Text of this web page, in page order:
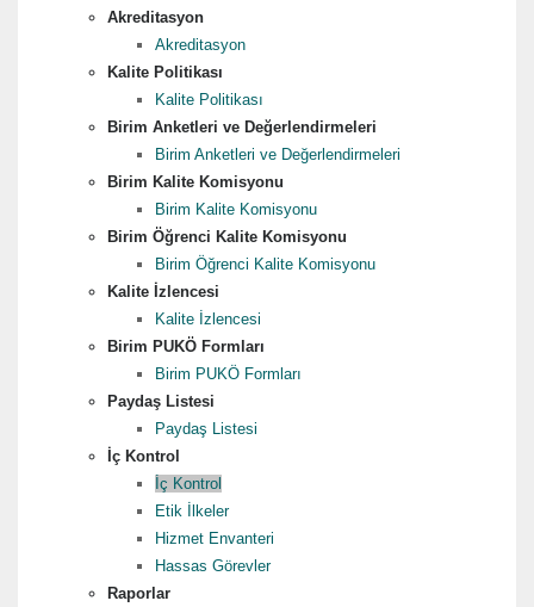
Akreditasyon
Akreditasyon
Kalite Politikası
Kalite Politikası
Birim Anketleri ve Değerlendirmeleri
Birim Anketleri ve Değerlendirmeleri
Birim Kalite Komisyonu
Birim Kalite Komisyonu
Birim Öğrenci Kalite Komisyonu
Birim Öğrenci Kalite Komisyonu
Kalite İzlencesi
Kalite İzlencesi
Birim PUKÖ Formları
Birim PUKÖ Formları
Paydaş Listesi
Paydaş Listesi
İç Kontrol
İç Kontrol
Etik İlkeler
Hizmet Envanteri
Hassas Görevler
Raporlar